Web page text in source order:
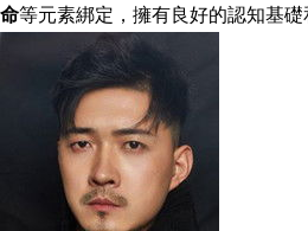
命等元素綁定，擁有良好的認知基礎